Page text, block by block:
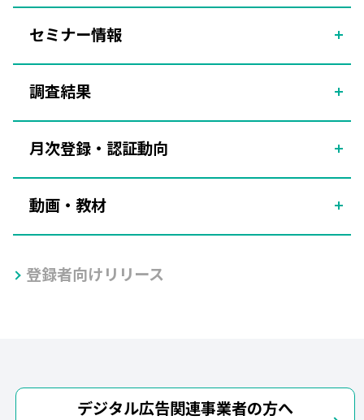
セミナー情報
調査結果
月次登録・認証動向
動画・教材
登録者向けリリース
デジタル広告関連事業者の方へ